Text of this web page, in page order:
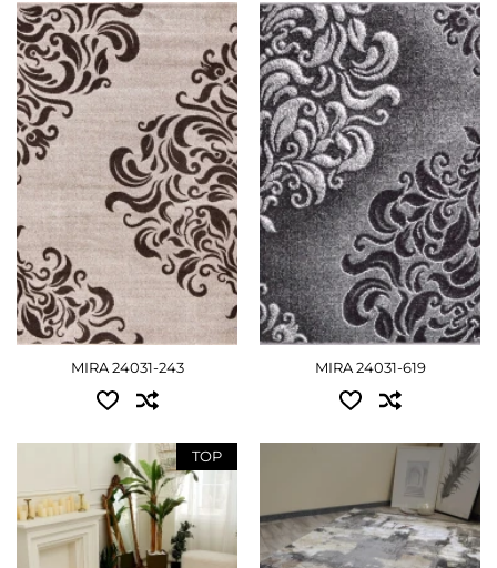
Доступные размеры:
0.80x1.50 - 1125 грн
1.20x1.70 - 1710 грн
1.60x2.30 - 2970 грн
2.00x3.00 - 4860 грн
ПОДРОБНЕЕ
MIRA 24031-243
Доступные размеры:
0.80x1.50 - 1125 грн
1.20x1.70 - 1710 грн
2.00x3.00 - 4860 грн
ПОДРОБНЕЕ
MIRA 24031-619
TOP
Доступные размеры:
0.80x1.50 - 2070 грн
Доступные размеры:
0.60x1.10 - 765 грн
0.80x1.50 - 1350 грн